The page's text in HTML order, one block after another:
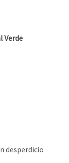
Verde
desperdicio